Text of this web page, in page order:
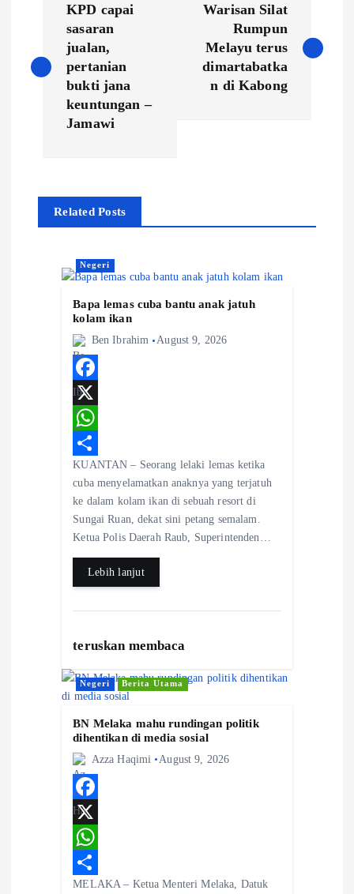
s
a
v
KPD capai
sasaran
jualan,
pertanian
bukti jana
keuntungan –
Jamawi
Warisan Silat
Rumpun
Melayu terus
dimartabatka
n di Kabong
Related Posts
Negeri
Bapa lemas cuba bantu anak jatuh
kolam ikan
Ben Ibrahim August 9, 2026
F
a
c
e
b
o
o
X
W
h
a
t
s
S
h
a
r
KUANTAN – Seorang lelaki lemas ketika
cuba menyelamatkan anaknya yang terjatuh
ke dalam kolam ikan di sebuah resort di
Sungai Ruan, dekat sini petang semalam.
Ketua Polis Daerah Raub, Superintenden…
Lebih lanjut
teruskan membaca
Negeri Berita Utama
BN Melaka mahu rundingan politik
dihentikan di media sosial
Azza Haqimi August 9, 2026
F
a
c
e
X
W
h
S
MELAKA – Ketua Menteri Melaka, Datuk